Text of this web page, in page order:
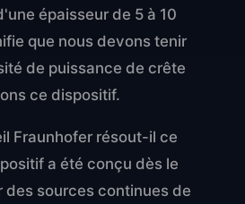
épaisseur de 5 à 10
que nous devons tenir
de puissance de crête
ce dispositif.
Fraunhofer résout-il ce
a été conçu dès le
des sources continues de